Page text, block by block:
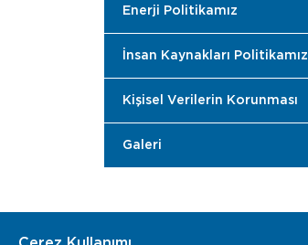
Enerji Politikamız
İnsan Kaynakları Politikamız
Kişisel Verilerin Korunması
Galeri